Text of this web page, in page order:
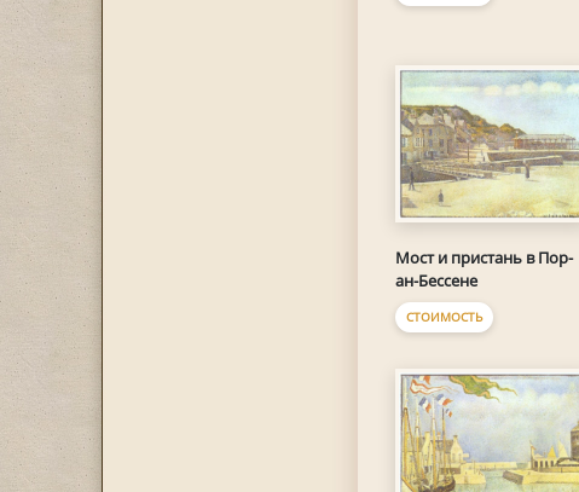
Мост и пристань в Пор-
ан-Бессене
СТОИМОСТЬ